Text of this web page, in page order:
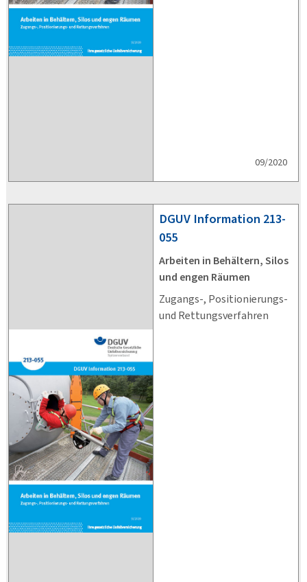
09/2020
DGUV Information 213-
055
Arbeiten in Behältern, Silos
und engen Räumen
Zugangs-, Positionierungs-
und Rettungsverfahren